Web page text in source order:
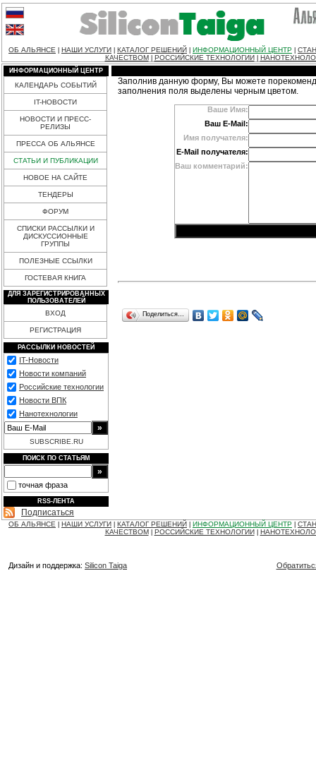
ОБ АЛЬЯНСЕ НАШИ УСЛУГИ КАТАЛОГ РЕШЕНИЙ ИНФОРМАЦИОННЫЙ ЦЕНТР
КАЧЕСТВОМ
РОССИЙСКИЕ ТЕХНОЛОГИИ
ИНФОРМАЦИОННЫЙ ЦЕНТР
КАЛЕНДАРЬ СОБЫТИЙ
IT-НОВОСТИ
НОВОСТИ И ПРЕСС-
РЕЛИЗЫ
ПРЕССА ОБ АЛЬЯНСЕ
СТАТЬИ И ПУБЛИКАЦИИ
НОВОЕ НА САЙТЕ
ТЕНДЕРЫ
ФОРУМ
СПИСКИ РАССЫЛКИ И
ДИСКУССИОННЫЕ
ГРУППЫ
ПОЛЕЗНЫЕ ССЫЛКИ
ГОСТЕВАЯ КНИГА
ДЛЯ ЗАРЕГИСТРИРОВАННЫХ
ПОЛЬЗОВАТЕЛЕЙ
ВХОД
РЕГИСТРАЦИЯ
РАССЫЛКИ НОВОСТЕЙ
IT-Новости
Новости компаний
Российские технологии
Новости ВПК
Нанотехнологии
SUBSCRIBE.RU
ПОИСК ПО СТАТЬЯМ
точная фраза
RSS-ЛЕНТА
Подписаться
Заполнив данную форму, Вы можете
заполнения поля выделены черным цветом.
Ваше Имя:
Ваш E-Mail:
Имя получателя:
E-Mail получателя:
Ваш комментарий:
Поделиться…
ОБ АЛЬЯНСЕ НАШИ УСЛУГИ КАТАЛОГ РЕШЕНИЙ ИНФОРМАЦИОННЫЙ ЦЕНТР
КАЧЕСТВОМ
РОССИЙСКИЕ ТЕХНОЛОГИИ
Дизайн и поддержка: Silicon Taiga